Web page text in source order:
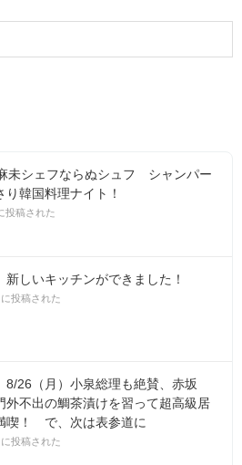
未シェフならぬシュフ シャンパー
り韓国料理ナイト！
投稿された
新しいキッチンができました！
投稿された
8/26（月）小泉総理も絶賛、赤坂
外不出の鯛茶漬けを習って超高級居
喫！ で、次は表参道に
投稿された